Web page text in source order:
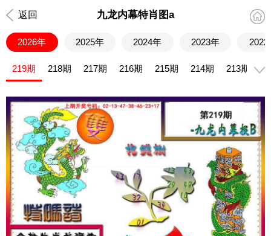
返回 九龙内幕特肖图a
2026年 2025年 2024年 2023年 2022
219期 218期 217期 216期 215期 214期 213期